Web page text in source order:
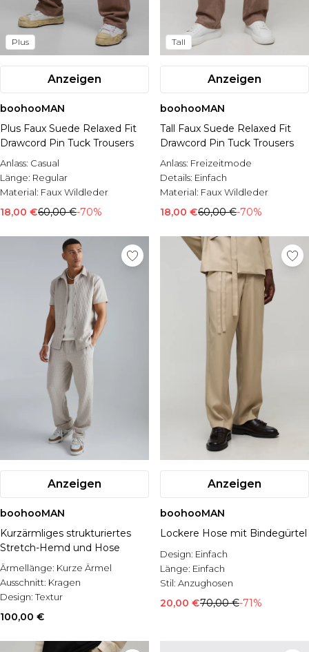
Plus
Anzeigen
boohooMAN
Plus Faux Suede Relaxed Fit
Drawcord Pin Tuck Trousers
Anlass: Casual
Länge: Regular
Material: Faux Wildleder
18,00 €60,00 €-70%
Tall
Anzeigen
boohooMAN
Tall Faux Suede Relaxed Fit
Drawcord Pin Tuck Trousers
Anlass: Freizeitmode
Details: Einfach
Material: Faux Wildleder
18,00 €60,00 €-70%
Anzeigen
boohooMAN
Kurzärmliges strukturiertes
Stretch-Hemd und Hose
Ärmellänge: Kurze Ärmel
Ausschnitt: Kragen
Design:Textur
100,00 €
Anzeigen
boohooMAN
Lockere Hose mit Bindegürtel
Design: Einfach
Länge: Einfach
Stil: Anzughosen
20,00 €70,00 €-71%